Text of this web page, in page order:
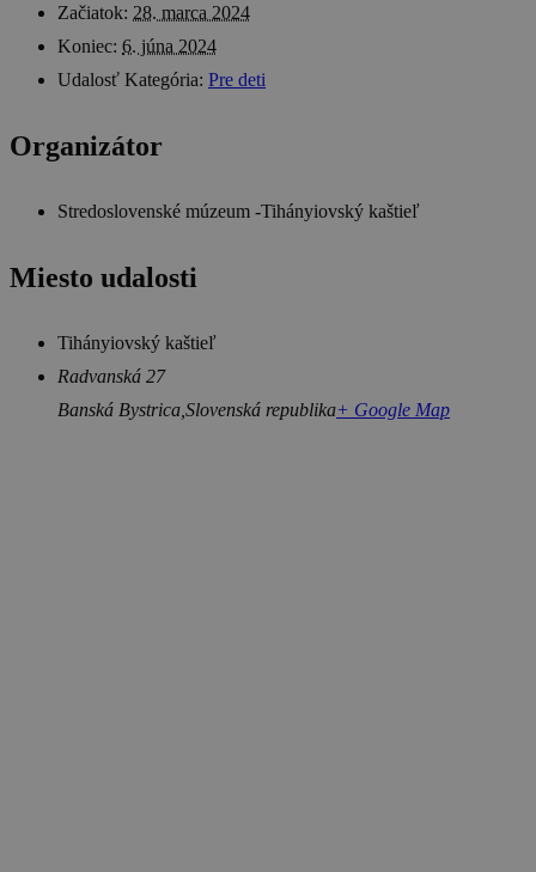
Začiatok: 28. marca 2024
Koniec: 6. júna 2024
Udalosť Kategória: Pre deti
Organizátor
Stredoslovenské múzeum -Tihányiovský kaštieľ
Miesto udalosti
Tihányiovský kaštieľ
Radvanská 27
Banská Bystrica Slovenská republika+ Google Map